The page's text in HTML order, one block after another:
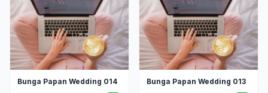
Bunga Papan Wedding 014 Bunga Papan Wedding 013